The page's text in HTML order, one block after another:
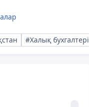
#Халық бухгалтері